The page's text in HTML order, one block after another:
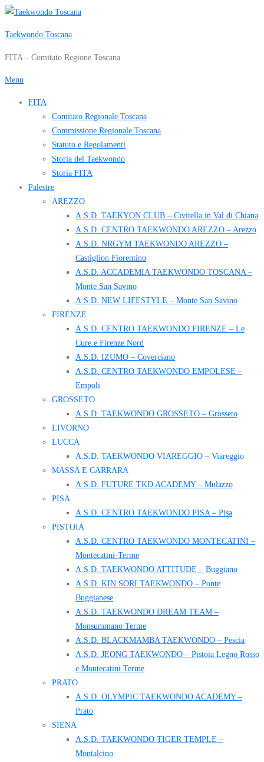
Passa
contenuto
Taekwondo Toscana
FITA – Comitato Regione Toscana
Menu
FITA
Comitato Regionale Toscana
Commissione Regionale Toscana
Statuto e Regolamenti
Storia del Taekwondo
Storia FITA
Palestre
AREZZO
A.S.D. TAEKYON CLUB – Civitella in Val di Chiana
A.S.D. CENTRO TAEKWONDO AREZZO – Arezzo
A.S.D. NRGYM TAEKWONDO AREZZO –
Castiglion Fiorentino
A.S.D. ACCADEMIA TAEKWONDO TOSCANA –
Monte San Savino
A.S.D. NEW LIFESTYLE – Monte San Savino
FIRENZE
A.S.D. CENTRO TAEKWONDO FIRENZE – Le
Cure e Firenze Nord
A.S.D. IZUMO – Coverciano
A.S.D. CENTRO TAEKWONDO EMPOLESE –
Empoli
GROSSETO
A.S.D. TAEKWONDO GROSSETO – Grosseto
LIVORNO
LUCCA
A.S.D. TAEKWONDO VIAREGGIO – Viareggio
MASSA E CARRARA
A.S.D. FUTURE TKD ACADEMY – Mulazzo
PISA
A.S.D. CENTRO TAEKWONDO PISA – Pisa
PISTOIA
A.S.D. CENTRO TAEKWONDO MONTECATINI –
Montecatini-Terme
A.S.D. TAEKWONDO ATTITUDE – Buggiano
A.S.D. KIN SORI TAEKWONDO – Ponte
Buggianese
A.S.D. TAEKWONDO DREAM TEAM –
Monsummano Terme
A.S.D. BLACKMAMBA TAEKWONDO – Pescia
A.S.D. JEONG TAEKWONDO – Pistoia Legno Rosso
e Montecatini Terme
PRATO
A.S.D. OLYMPIC TAEKWONDO ACADEMY –
Prato
SIENA
A.S.D. TAEKWONDO TIGER TEMPLE –
Montalcino